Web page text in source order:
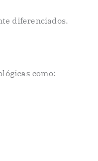
diferenciados.
como: